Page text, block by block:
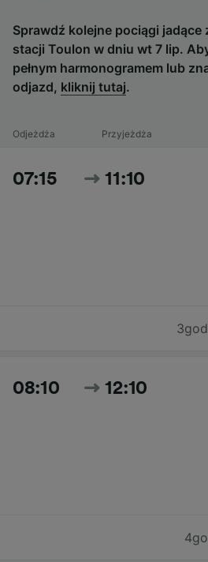
Sprawdź kolejne pociągi jadące
stacji Toulon w dniu wt 7 lip.
pełnym harmonogramem lub
odjazd, kliknij tutaj.
Odjeżdża Przyjeżdża
07:15 11:10
08:10 12:10